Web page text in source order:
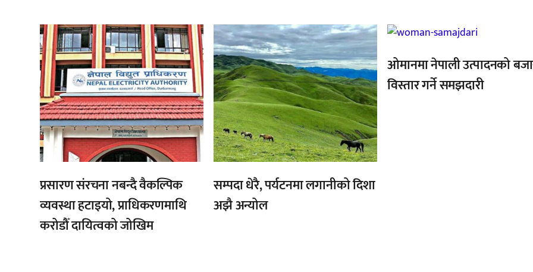
,
प्रसारण संरचना नबन्दै वैकल्पिक
व्यवस्था हटाइयो, प्राधिकरणमाथि
करोडौँ दायित्वको जोखिम
,
सम्पदा धेरै, पर्यटनमा लगानीको दिशा
अझै अन्योल
,,
ओमानमा नेपाली उत्पादनको
विस्तार गर्ने समझदारी